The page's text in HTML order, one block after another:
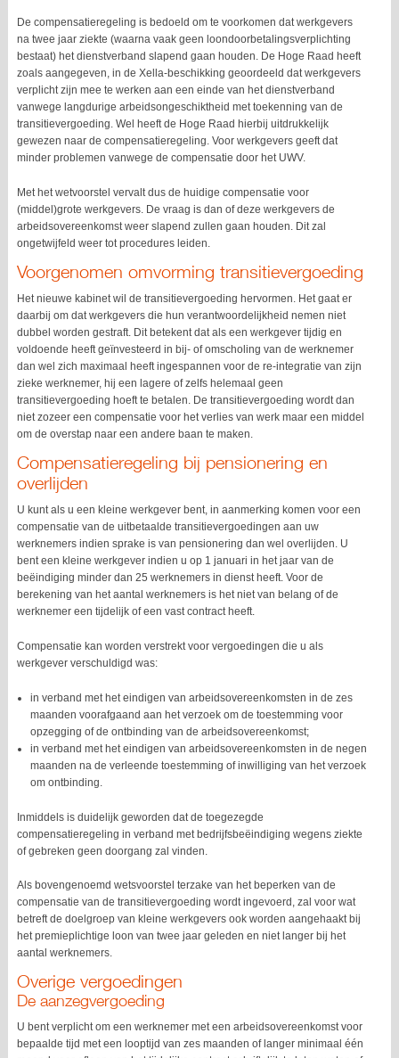
De compensatieregeling is bedoeld om te voorkomen dat werkgevers
na twee jaar ziekte (waarna vaak geen loondoorbetalingsverplichting
bestaat) het dienstverband slapend gaan houden. De Hoge Raad heeft
zoals aangegeven, in de Xella-beschikking geoordeeld dat werkgevers
verplicht zijn mee te werken aan een einde van het dienstverband
vanwege langdurige arbeidsongeschiktheid met toekenning van de
transitievergoeding. Wel heeft de Hoge Raad hierbij uitdrukkelijk
gewezen naar de compensatieregeling. Voor werkgevers geeft dat
minder problemen vanwege de compensatie door het UWV.
Met het wetvoorstel vervalt dus de huidige compensatie voor
(middel)grote werkgevers. De vraag is dan of deze werkgevers de
arbeidsovereenkomst weer slapend zullen gaan houden. Dit zal
ongetwijfeld weer tot procedures leiden.
Voorgenomen omvorming transitievergoeding
Het nieuwe kabinet wil de transitievergoeding hervormen. Het gaat er
daarbij om dat werkgevers die hun verantwoordelijkheid nemen niet
dubbel worden gestraft. Dit betekent dat als een werkgever tijdig en
voldoende heeft geïnvesteerd in bij- of omscholing van de werknemer
dan wel zich maximaal heeft ingespannen voor de re-integratie van zijn
zieke werknemer, hij een lagere of zelfs helemaal geen
transitievergoeding hoeft te betalen. De transitievergoeding wordt dan
niet zozeer een compensatie voor het verlies van werk maar een middel
om de overstap naar een andere baan te maken.
Compensatieregeling bij pensionering en
overlijden
U kunt als u een kleine werkgever bent, in aanmerking komen voor een
compensatie van de uitbetaalde transitievergoedingen aan uw
werknemers indien sprake is van pensionering dan wel overlijden. U
bent een kleine werkgever indien u op 1 januari in het jaar van de
beëindiging minder dan 25 werknemers in dienst heeft. Voor de
berekening van het aantal werknemers is het niet van belang of de
werknemer een tijdelijk of een vast contract heeft.
Compensatie kan worden verstrekt voor vergoedingen die u als
werkgever verschuldigd was:
in verband met het eindigen van arbeidsovereenkomsten in de zes
maanden voorafgaand aan het verzoek om de toestemming voor
opzegging of de ontbinding van de arbeidsovereenkomst;
in verband met het eindigen van arbeidsovereenkomsten in de negen
maanden na de verleende toestemming of inwilliging van het verzoek
om ontbinding.
Inmiddels is duidelijk geworden dat de toegezegde
compensatieregeling in verband met bedrijfsbeëindiging wegens ziekte
of gebreken geen doorgang zal vinden.
Als bovengenoemd wetsvoorstel terzake van het beperken van de
compensatie van de transitievergoeding wordt ingevoerd, zal voor wat
betreft de doelgroep van kleine werkgevers ook worden aangehaakt bij
het premieplichtige loon van twee jaar geleden en niet langer bij het
aantal werknemers.
Overige vergoedingen
De aanzegvergoeding
U bent verplicht om een werknemer met een arbeidsovereenkomst voor
bepaalde tijd met een looptijd van zes maanden of langer minimaal één